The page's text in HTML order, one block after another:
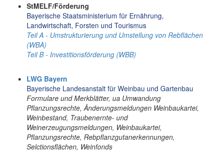
StMELF/Förderung
Bayerische Staatsministerium für Ernährung,
Landwirtschaft, Forsten und Tourismus
Teil A - Umstrukturierung und Umstellung von Rebflächen
(WBA)
Teil B - Investitionsförderung (WBB)
LWG Bayern
Bayerische Landesanstalt für Weinbau und Gartenbau
Formulare und Merkblätter, ua Umwandung
Pflanzungsrechte, Änderungsmeldungen Weinbaukartei,
Weinbestand, Traubenernte- und
Weinerzeugungsmeldungen, Weinbaukartei,
Pflanzungsrechte, Rebpflanzgutanerkennungen,
Selctionsflächen, Weinfonds